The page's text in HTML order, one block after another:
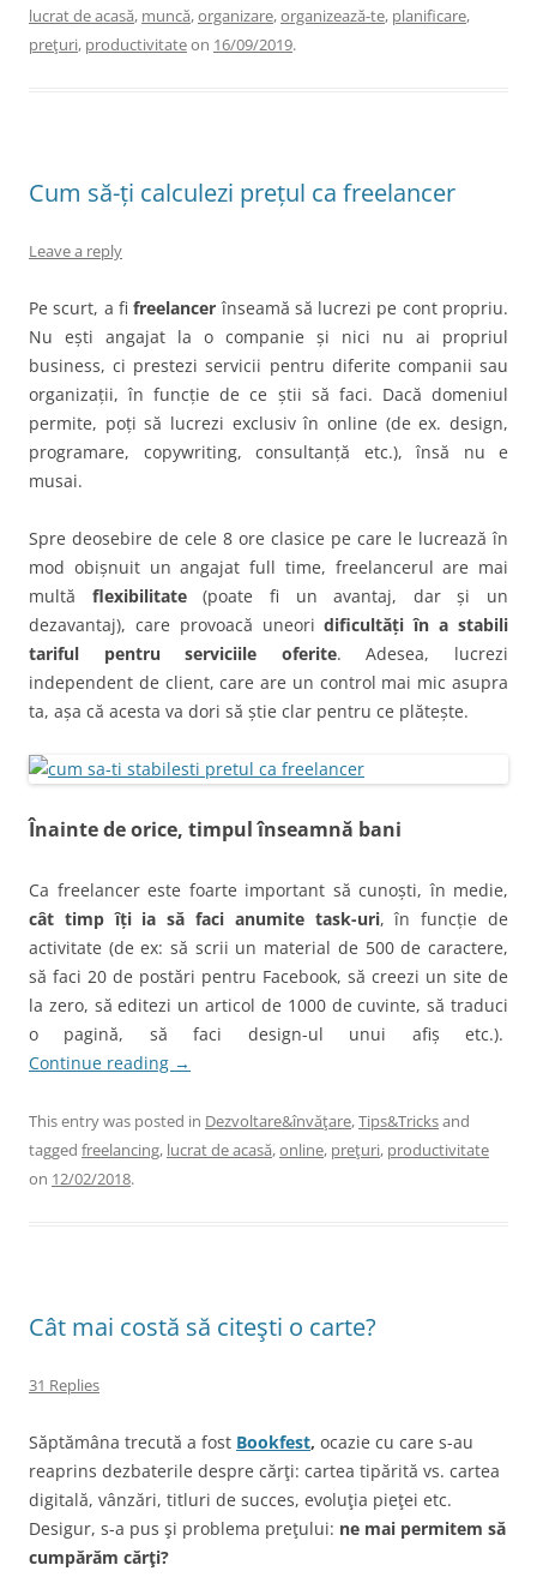
lucrat de acasă, muncă,organizare,organizează-te, planificare,
preţuri, productivitateon 16/09/2019.
Cum să-ți calculezi prețul ca freelancer
Leave a reply
Pe scurt, a fifreelancer înseamă să lucrezi pe cont propriu.
Nu ești angajat la o companie și nici nu ai propriul
business, ci prestezi servicii pentru diferite companii sau
organizații, în funcție de ce știi să faci. Dacă domeniul
permite, poți să lucrezi exclusiv în online (de ex. design,
programare, copywriting, consultanță etc.), însă nu e
musai.
Spre deosebire de cele 8 ore clasice pe care le lucrează în
mod obișnuit un angajat full time, freelancerul are mai
multă flexibilitate(poate fi un avantaj, dar și un
dezavantaj), care provoacă uneoridificultăți în a stabili
tariful pentru serviciile oferite. Adesea, lucrezi
independent de client, care are un control mai mic asupra
ta, așa că acesta va dori să știe clar pentru ce plătește.
Înainte de orice, timpul înseamnă bani
Ca freelancer este foarte important să cunoști, în medie,
cât timp îți ia să faci anumite task-uri, în funcție de
activitate (de ex: să scrii un material de 500 de caractere,
să faci 20 de postări pentru Facebook, să creezi un site de
la zero, să editezi un articol de 1000 de cuvinte, să traduci
o pagină, să faci design-ul unui afiș etc.).
Continue reading →
This entry was posted in Dezvoltare&învăţare,Tips&Tricksand
tagged freelancing, lucrat de acasă,online, preţuri, productivitate
on 12/02/2018.
Cât mai costă să citeşti o carte?
31 Replies
Săptămâna trecută a fost Bookfest, ocazie cu care s-au
reaprins dezbaterile despre cărţi: cartea tipărită vs. cartea
digitală, vânzări, titluri de succes, evoluţia pieţei etc.
Desigur, s-a pus şi problema preţului: ne mai permitem să
cumpărăm cărţi?